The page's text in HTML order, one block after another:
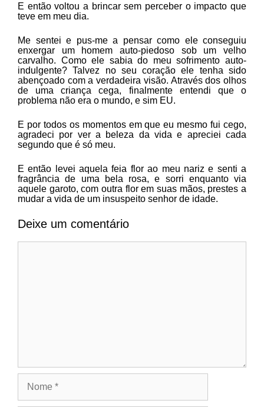
E então voltou a brincar sem perceber o impacto que
teve em meu dia.
Me sentei e pus-me a pensar como ele conseguiu
enxergar um homem auto-piedoso sob um velho
carvalho. Como ele sabia do meu sofrimento auto-
indulgente? Talvez no seu coração ele tenha sido
abençoado com a verdadeira visão. Através dos olhos
de uma criança cega, finalmente entendi que o
problema não era o mundo, e sim EU.
E por todos os momentos em que eu mesmo fui cego,
agradeci por ver a beleza da vida e apreciei cada
segundo que é só meu.
E então levei aquela feia flor ao meu nariz e senti a
fragrância de uma bela rosa, e sorri enquanto via
aquele garoto, com outra flor em suas mãos, prestes a
mudar a vida de um insuspeito senhor de idade.
Deixe um comentário